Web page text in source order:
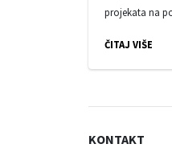
projekata na
ČITAJ VIŠE
KONTAKT